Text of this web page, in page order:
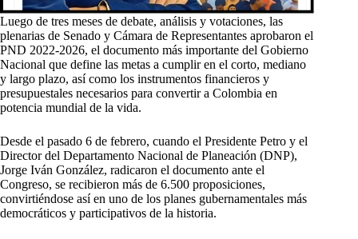
Luego de tres meses de debate, análisis y votaciones, las
plenarias de Senado y Cámara de Representantes aprobaron el
PND 2022-2026, el documento más importante del Gobierno
Nacional que define las metas a cumplir en el corto, mediano
y largo plazo, así como los instrumentos financieros y
presupuestales necesarios para convertir a Colombia en
potencia mundial de la vida.
Desde el pasado 6 de febrero, cuando el Presidente Petro y el
Director del Departamento Nacional de Planeación (DNP),
Jorge Iván González, radicaron el documento ante el
Congreso, se recibieron más de 6.500 proposiciones,
convirtiéndose así en uno de los planes gubernamentales más
democráticos y participativos de la historia.